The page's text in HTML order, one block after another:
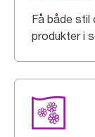
Få både stil
produkter i